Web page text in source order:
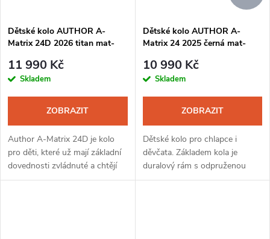
Dětské kolo AUTHOR A-
Matrix 24D 2026 titan mat-
11 990 Kč
Skladem
ZOBRAZIT
Author A-Matrix 24D je kolo
pro děti, které už mají základní
dovednosti zvládnuté a chtějí
se přiblížit pocitu jízdy na
Dětské kolo AUTHOR A-
Matrix 24 2025 černá mat-
10 990 Kč
Skladem
ZOBRAZIT
Dětské kolo pro chlapce i
děvčata. Základem kola je
duralový rám s odpruženou
vidlicí, otočné řazení a kvalitní